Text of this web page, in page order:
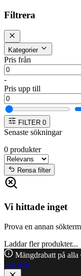
Filtrera
Kategorier
Pris från
-
Pris upp till
FILTER 0
Senaste sökningar
0 produkter
Rensa filter
Vi hittade inget
Prova en annan
Laddar fler produkter...
Mängdrabatt på
Läs mer